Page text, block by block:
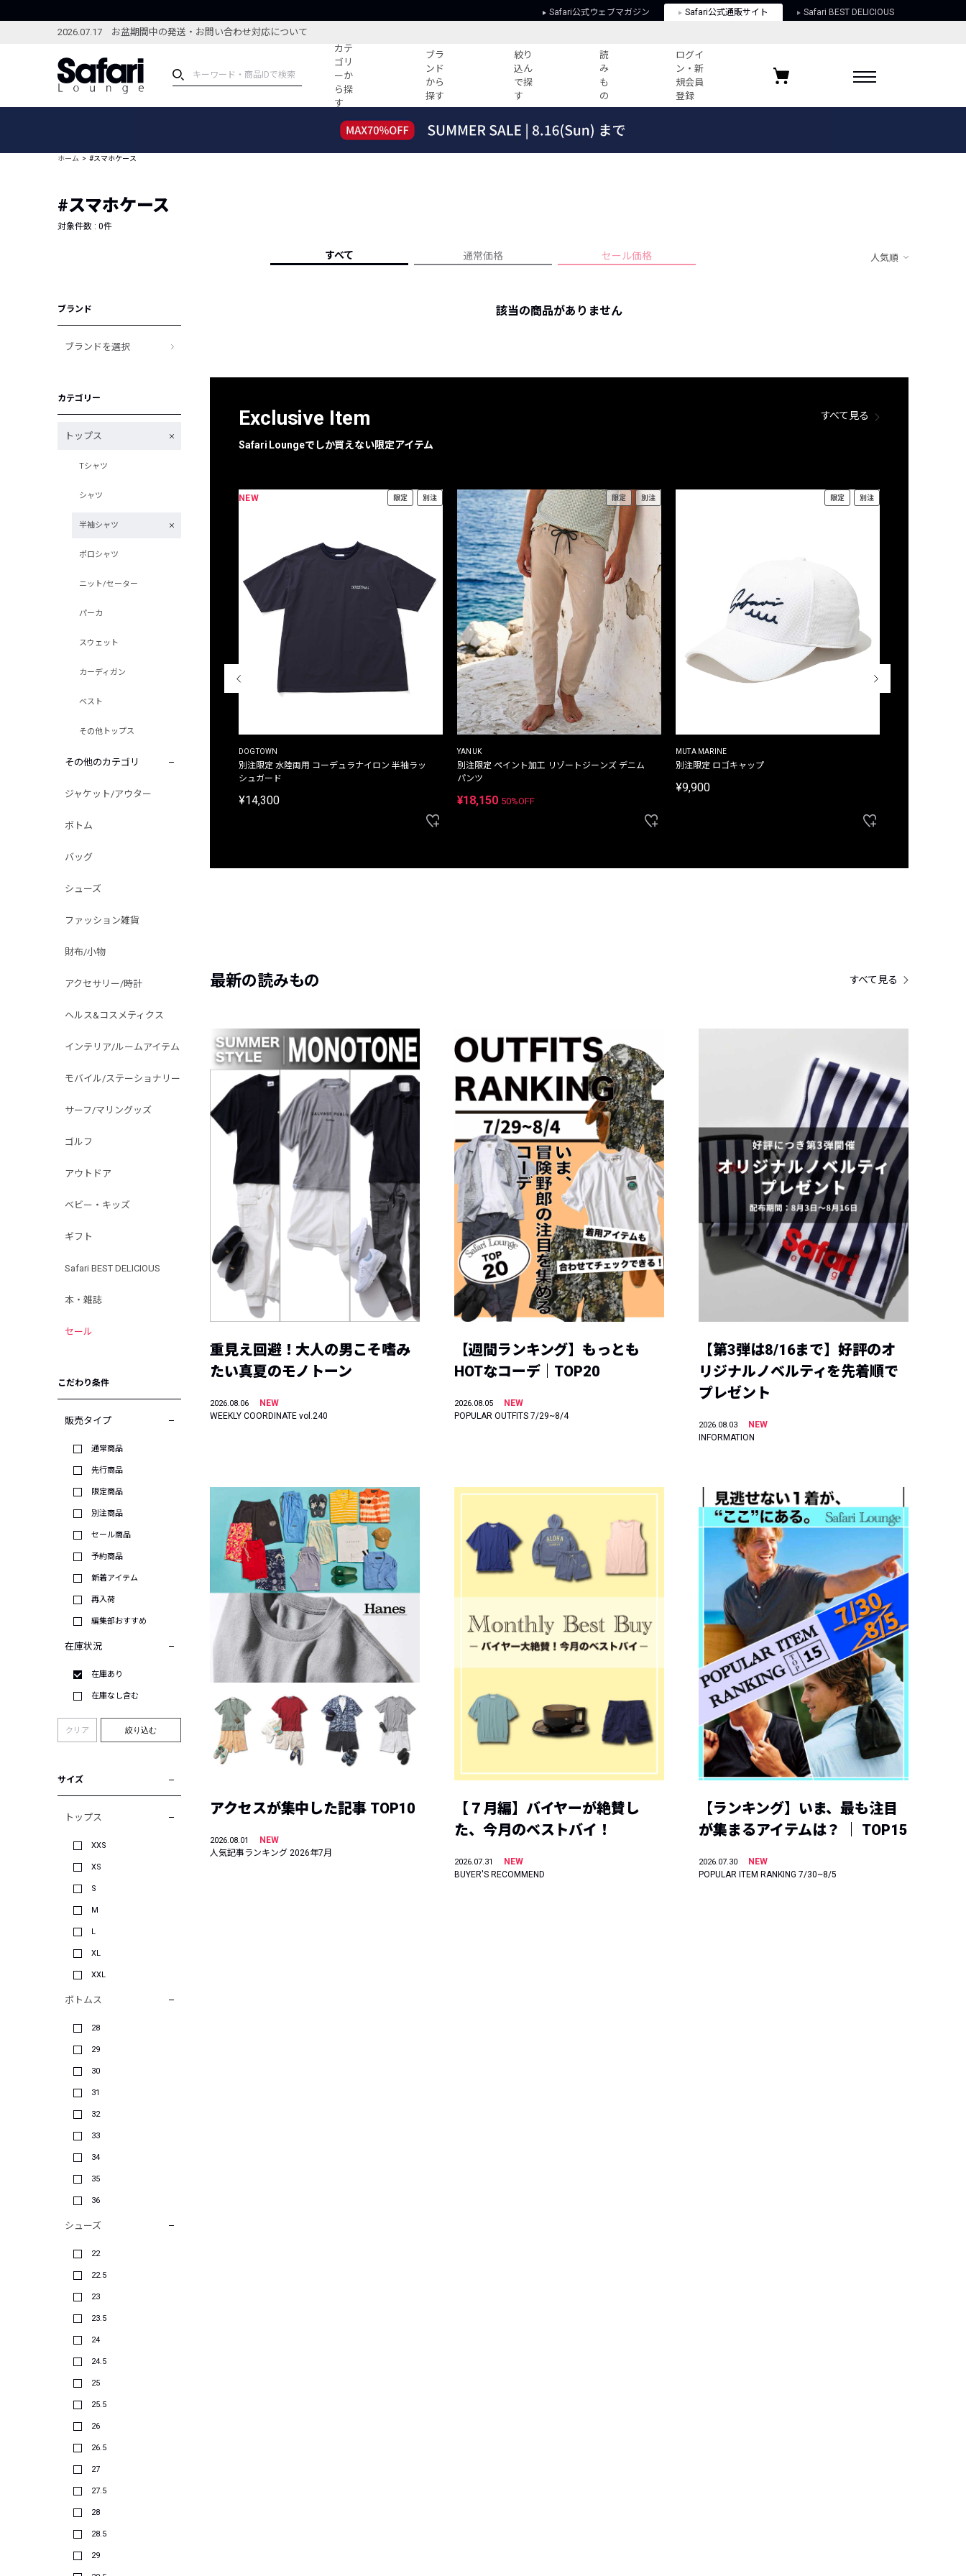
Safari公式ウェブマガジン Safari公式通販サイト Safari BEST DELICIOUS
2026.07.17 お盆期間中の発送・お問い合わせ対応について
カテ
ゴリ
ーか
ら探
す
ブラ
ンド
から
探す
絞り
込ん
で探
す
読
み
も
の
ログイ
ン・新
規会員
登録
ブランドから探す
新着アイテム
編集部のおすすめアイテム
すべての記事
人気記事ランキング
フォーカスブランド
プライバシーポリシー
お気に入りブランド
ホーム #スマホケース
#スマホケース
対象件数 : 0件
すべて 通常価格 セール価格 人気順
ブランド
ブランドを選択
カテゴリー
トップス
Tシャツ
シャツ
半袖シャツ
ポロシャツ
ニット/セーター
パーカ
スウェット
カーディガン
ベスト
その他トップス
その他のカテゴリ
ジャケット/アウター
ボトム
バッグ
シューズ
ファッション雑貨
財布/小物
アクセサリー/時計
ヘルス&コスメティクス
インテリア/ルームアイテム
モバイル/ステーショナリー
サーフ/マリングッズ
ゴルフ
アウトドア
ベビー・キッズ
ギフト
Safari BEST DELICIOUS
本・雑誌
セール
こだわり条件
販売タイプ
通常商品
先行商品
限定商品
別注商品
セール商品
予約商品
新着アイテム
再入荷
編集部おすすめ
在庫状況
在庫あり
在庫なし含む
クリア 絞り込む
サイズ
トップス
XXS
XS
S
M
L
XL
XXL
ボトムス
28
29
30
31
32
33
34
35
36
シューズ
22
22.5
23
23.5
24
24.5
25
25.5
26
26.5
27
27.5
28
28.5
29
該当の商品がありません
Exclusive Item
Safari Loungeでしか買えない限定アイテム
すべて見る
別注限定 ピグメントダイ バックプリント サーフ
NEW 限定 別注
DOGTOWN
別注限定 水陸両用 コーデュラナイロン 半袖ラッ
シュガード
¥14,300
限定 別注
YANUK
別注限定 ペイント加工 リゾートジーンズ デニム
パンツ
¥18,150 50%OFF
限定 別注
MUTA MARINE
別注限定 ロゴキャップ
¥9,900
最新の読みもの すべて見る
重見え回避！大人の男こそ嗜み
たい真夏のモノトーン
2026.08.06
NEW
WEEKLY COORDINATE vol.240
【週間ランキング】もっとも
HOTなコーデ｜TOP20
2026.08.05
NEW
POPULAR OUTFITS 7/29~8/4
【第3弾は8/16まで】好評のオ
リジナルノベルティを先着順で
プレゼント
2026.08.03
NEW
INFORMATION
アクセスが集中した記事 TOP10
2026.08.01
NEW
人気記事ランキング 2026年7月
【７月編】バイヤーが絶賛し
た、今月のベストバイ！
2026.07.31
NEW
BUYER'S RECOMMEND
【ランキング】いま、最も注目
が集まるアイテムは？ ｜ TOP15
2026.07.30
NEW
POPULAR ITEM RANKING 7/30~8/5